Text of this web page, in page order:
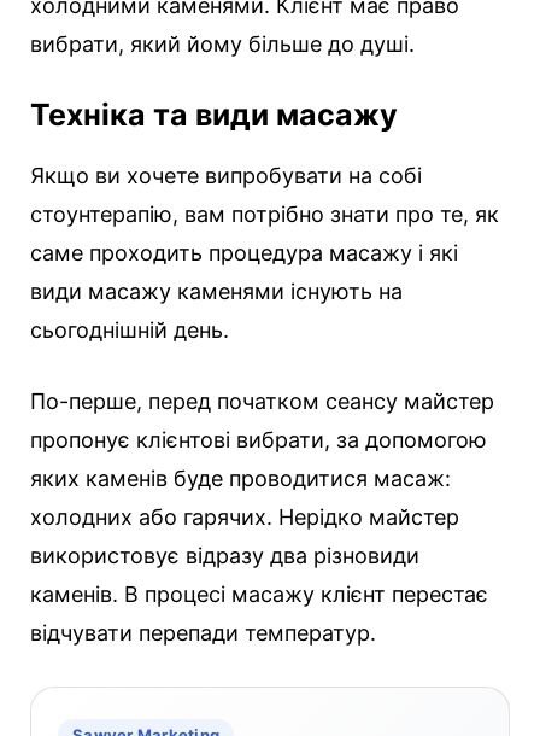
холодними каменями. Клієнт має право
вибрати, який йому більше до душі.
Техніка та види масажу
Якщо ви хочете випробувати на собі
стоунтерапію, вам потрібно знати про те, як
саме проходить процедура масажу і які
види масажу каменями існують на
сьогоднішній день.
По-перше, перед початком сеансу майстер
пропонує клієнтові вибрати, за допомогою
яких каменів буде проводитися масаж:
холодних або гарячих. Нерідко майстер
використовує відразу два різновиди
каменів. В процесі масажу клієнт перестає
відчувати перепади температур.